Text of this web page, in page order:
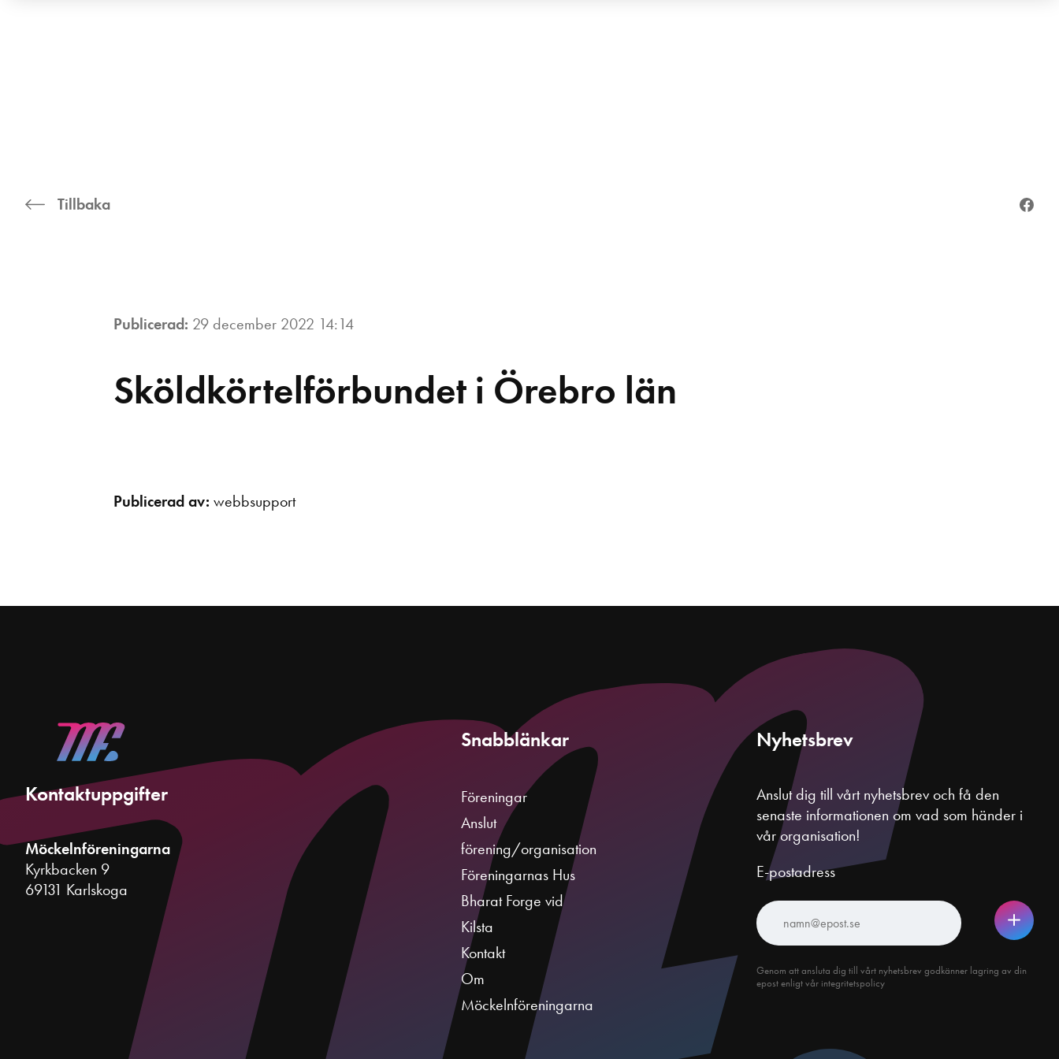
Tillbaka
Publicerad: 29 december 2022 14:14
Sköldkörtelförbundet i Örebro län
Publicerad av: webbsupport
Kontaktuppgifter
Möckelnföreningarna
Kyrkbacken 9
69131 Karlskoga
Snabblänkar
Föreningar
Anslut
förening/organisation
Föreningarnas Hus
Bharat Forge vid
Kilsta
Kontakt
Om
Möckelnföreningarna
Nyhetsbrev
Anslut dig till vårt nyhetsbrev och få den
senaste informationen om vad som händer i
vår organisation!
E-postadress
Genom att ansluta dig till vårt nyhetsbrev godkänner lagring av din
epost enligt vår integritetspolicy